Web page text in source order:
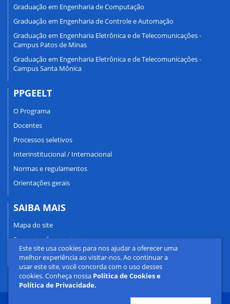
Este site usa cookies para nos ajudar a oferecer uma
melhor experiência ao visitar-nos. Ao continuar a
usar este site, você concorda com o uso desses
cookies. Conheça nossa Política de Cookies e
Política de Privacidade.
Graduação em Engenharia de Computação
Graduação em Engenharia de Controle e Automação
Graduação em Engenharia Eletrônica e de Telecomunicações -
Campus Patos de Minas
Graduação em Engenharia Eletrônica e de Telecomunicações -
Campus Santa Mônica
PPGEELT
O Programa
Docentes
Processos seletivos
Interinstitucional / Internacional
Normas e regulamentos
Orientações gerais
SAIBA MAIS
Mapa do site
Perguntas frequentes
Fale conosco